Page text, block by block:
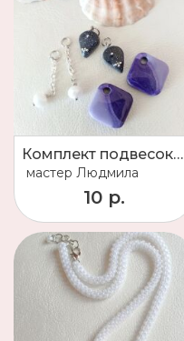
Комплект подвесок для серёжек Конго
мастер Людмила
10 р.